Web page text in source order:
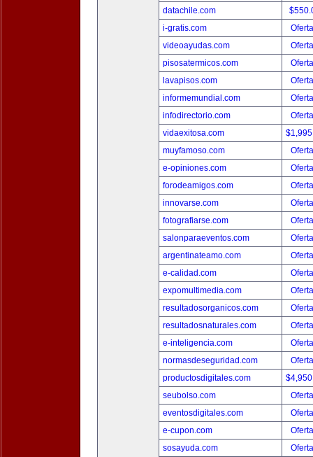
datachile.com
i-gratis.com
videoayudas.com
pisosatermicos.com
lavapisos.com
informemundial.com
infodirectorio.com
vidaexitosa.com
muyfamoso.com
e-opiniones.com
forodeamigos.com
innovarse.com
fotografiarse.com
salonparaeventos.com
argentinateamo.com
e-calidad.com
expomultimedia.com
resultadosorganicos.com
resultadosnaturales.com
e-inteligencia.com
normasdeseguridad.com
productosdigitales.com
seubolso.com
eventosdigitales.com
e-cupon.com
sosayuda.com